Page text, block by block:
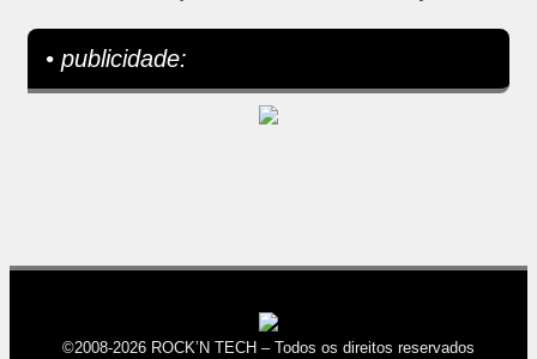
• publicidade:
©2008-2026 ROCK’N TECH – Todos os direitos reservados